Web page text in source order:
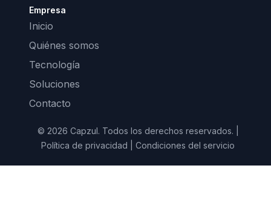
Empresa
Inicio
Quiénes somos
Tecnología
Soluciones
Contacto
© 2026 Capzul. Todos los derechos reservados. |
Política de privacidad | Condiciones del servicio